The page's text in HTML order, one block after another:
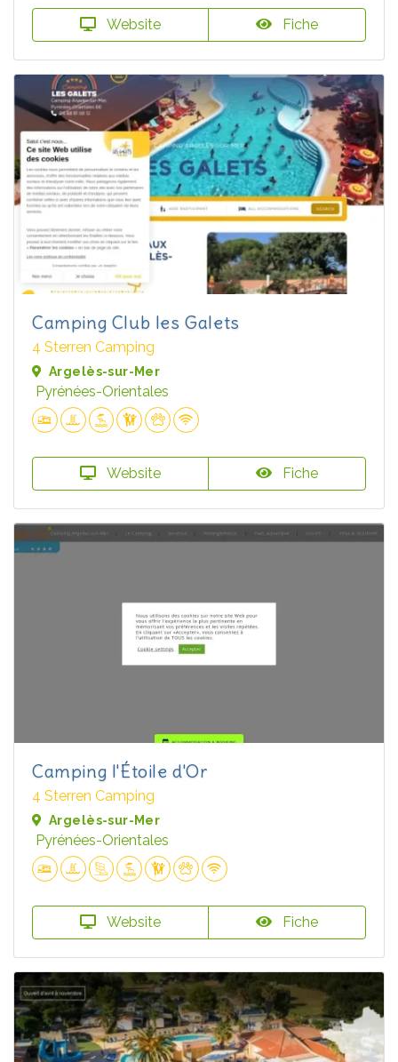
Website Fiche
Camping Club les Galets
4 Sterren Camping
Argelès-sur-Mer
Pyrénées-Orientales
Website Fiche
Camping l'Étoile d'Or
4 Sterren Camping
Argelès-sur-Mer
Pyrénées-Orientales
Website Fiche